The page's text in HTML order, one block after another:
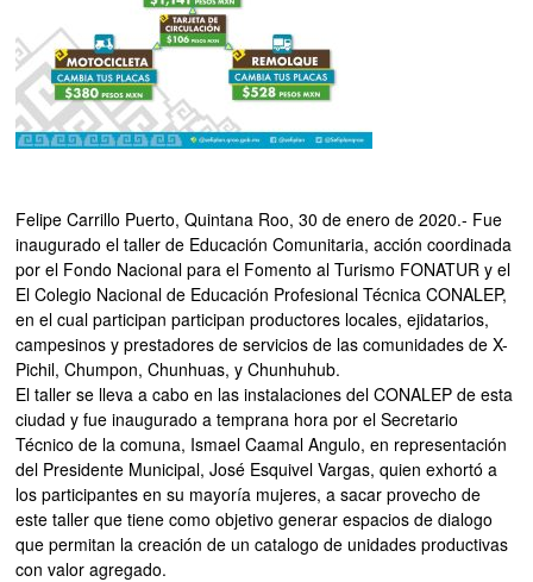
Felipe Carrillo Puerto, Quintana Roo, 30 de enero de 2020.- Fue
inaugurado el taller de Educación Comunitaria, acción coordinada
por el Fondo Nacional para el Fomento al Turismo FONATUR y el
El Colegio Nacional de Educación Profesional Técnica CONALEP,
en el cual participan participan productores locales, ejidatarios,
campesinos y prestadores de servicios de las comunidades de X-
Pichil, Chumpon, Chunhuas, y Chunhuhub.
El taller se lleva a cabo en las instalaciones del CONALEP de esta
ciudad y fue inaugurado a temprana hora por el Secretario
Técnico de la comuna, Ismael Caamal Angulo, en representación
del Presidente Municipal, José Esquivel Vargas, quien exhortó a
los participantes en su mayoría mujeres, a sacar provecho de
este taller que tiene como objetivo generar espacios de dialogo
que permitan la creación de un catalogo de unidades productivas
con valor agregado.